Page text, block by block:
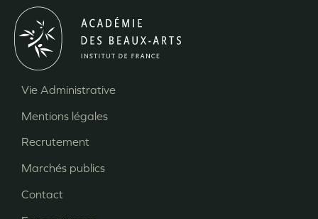
Pied
de
page
Vie Administrative
Mentions légales
Recrutement
Marchés publics
Contact